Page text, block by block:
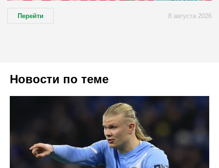
Новости по теме
Перейти 8 августа 2026